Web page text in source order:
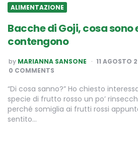
ALIMENTAZIONE
Bacche di Goji, cosa sono
contengono
POSTED
BY
by MARIANNA SANSONE 11 AGOSTO
0 COMMENTS
“Di cosa sanno?” Ho chiesto
specie di frutto rosso un po’
perché somiglia ai frutti rossi
sentito…